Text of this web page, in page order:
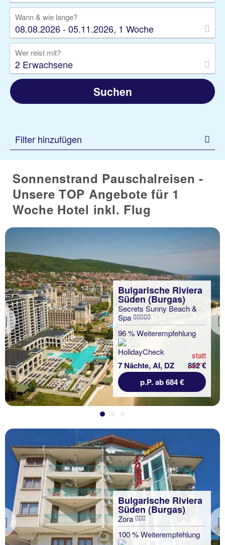
Wann & wie lange?
08.08.2026 - 05.11.2026, 1 Woche
Wer reist mit?
2 Erwachsene
Suchen
Filter hinzufügen
Sonnenstrand Pauschalreisen -
Unsere TOP Angebote für 1
Woche Hotel inkl. Flug
Previous
Bulgarische Riviera
Süden (Burgas)
Secrets Sunny Beach &
Spa
96 % Weiterempfehlung
7 Nächte, AI, DZ
statt
852 €
p.P. ab 684 €
Previous
Bulgarische Riviera
Süden (Burgas)
Zora
100 % Weiterempfehlung